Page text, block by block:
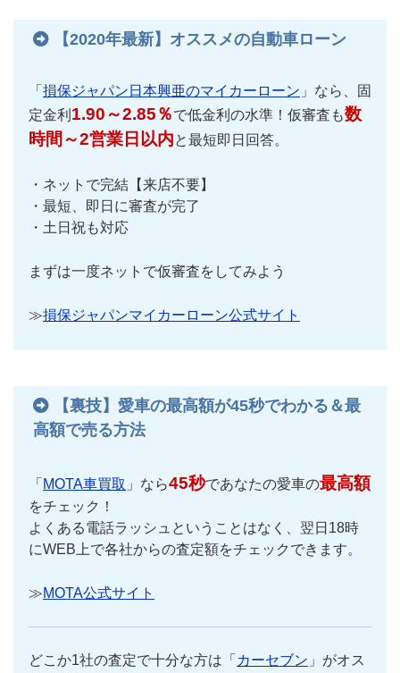
【2020年最新】オススメの自動車ローン
「 損保ジャパン日本興亜のマイカーローン 」なら、固
定金利 1.90～2.85％で低金利の水準！仮審査も数
時間～2営業日以内と最短即日回答。
・ネットで完結【来店不要】
・最短、即日に審査が完了
・土日祝も対応
まずは一度ネットで仮審査をしてみよう
≫損保ジャパンマイカーローン公式サイト
【裏技】愛車の最高額が45秒でわかる＆最
高額で売る方法
「 MOTA車買取 」なら45秒であなたの愛車の最高額
をチェック！
よくある電話ラッシュということはなく、翌日18時
にWEB上で各社からの査定額をチェックできます。
≫MOTA公式サイト
どこか1社の査定で十分な方は「 カーセブン 」がオス